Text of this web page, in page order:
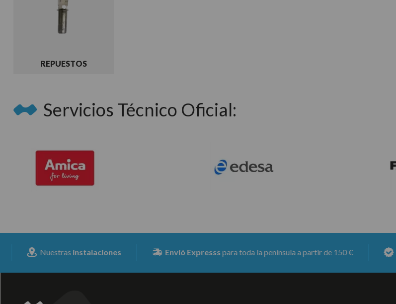
REPUESTOS
Servicios Técnico Oficial:
Nuestrasinstalaciones Envió Expressspara toda la península a partir de 150 €